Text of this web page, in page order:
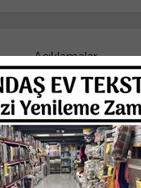
Açıklamalar
Taksit Seçenekleri
Tüm Yorumlar
DOKUMA